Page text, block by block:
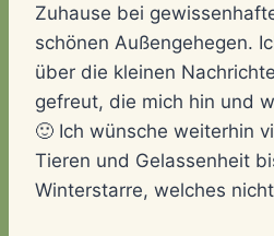
Zuhause bei
schönen Außengehegen.
über die kleinen
gefreut, die mich hin und
🙂 Ich wünsche weiterhin
Tieren und Gelassenheit
Winterstarre, welches